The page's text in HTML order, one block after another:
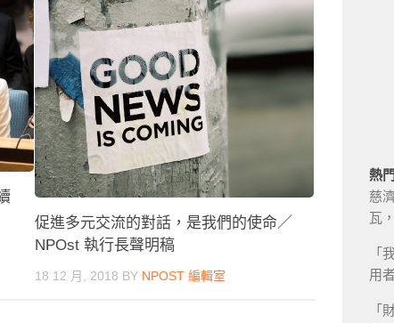
促進多元交流的對話，是我們的使命／
NPOst 執行長聲明稿
18 12 月, 2018 BY NPOST 編輯室
熱
慈
瓦
「
用
「